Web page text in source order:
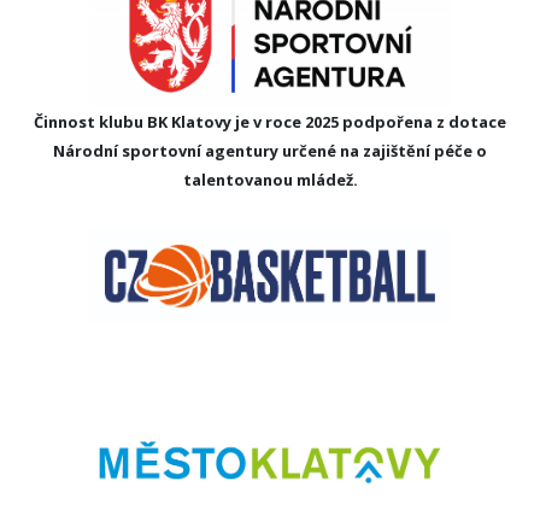
Činnost klubu BK Klatovy je v roce 2025 podpořena z dotace
Národní sportovní agentury určené na zajištění péče o
talentovanou mládež.